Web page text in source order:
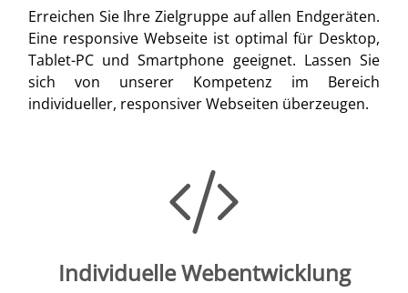
Erreichen Sie Ihre Zielgruppe auf allen Endgeräten.
Eine responsive Webseite ist optimal für Desktop,
Tablet-PC und Smartphone geeignet. Lassen Sie
sich von unserer Kompetenz im Bereich
individueller, responsiver Webseiten überzeugen.
Individuelle Webentwicklung